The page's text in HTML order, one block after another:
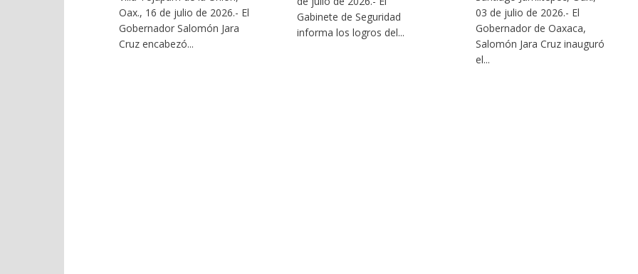
Oax., 16 de julio de 2026.- El
Gobernador Salomón Jara
Cruz encabezó...
Gabinete de Seguridad
informa los logros del...
03 de julio de 2026.- El
Gobernador de Oaxaca,
Salomón Jara Cruz inauguró
el...